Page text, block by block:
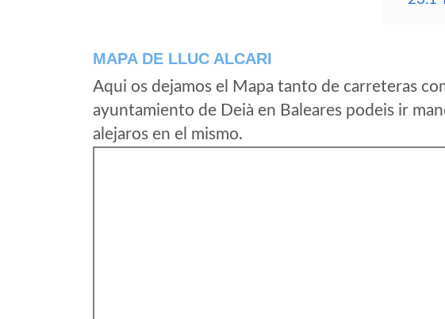
MAPA DE LLUC ALCARI
Aqui os dejamos el Mapa tanto de carreteras
ayuntamiento de Deià en Baleares podeis ir
alejaros en el mismo.